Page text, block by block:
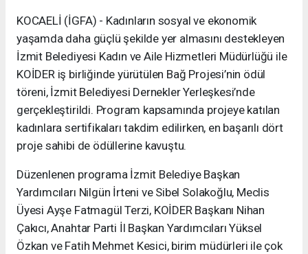
KOCAELİ (İGFA) - Kadınların sosyal ve ekonomik
yaşamda daha güçlü şekilde yer almasını destekleyen
İzmit Belediyesi Kadın ve Aile Hizmetleri Müdürlüğü ile
KOİDER iş birliğinde yürütülen Bağ Projesi’nin ödül
töreni, İzmit Belediyesi Dernekler Yerleşkesi’nde
gerçekleştirildi. Program kapsamında projeye katılan
kadınlara sertifikaları takdim edilirken, en başarılı dört
proje sahibi de ödüllerine kavuştu.
Düzenlenen programa İzmit Belediye Başkan
Yardımcıları Nilgün İrteni ve Sibel Solakoğlu, Meclis
Üyesi Ayşe Fatmagül Terzi, KOİDER Başkanı Nihan
Çakıcı, Anahtar Parti İl Başkan Yardımcıları Yüksel
Özkan ve Fatih Mehmet Kesici, birim müdürleri ile çok